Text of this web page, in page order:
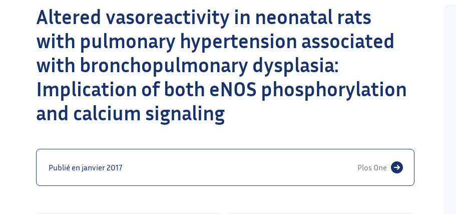
Altered vasoreactivity in neonatal rats
with pulmonary hypertension associated
with bronchopulmonary dysplasia:
Implication of both eNOS phosphorylation
and calcium signaling
Publié en janvier 2017 Plos One